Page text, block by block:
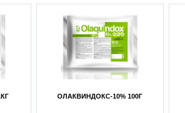
10% 1КГ
ПРОФИВЕРМ-1%